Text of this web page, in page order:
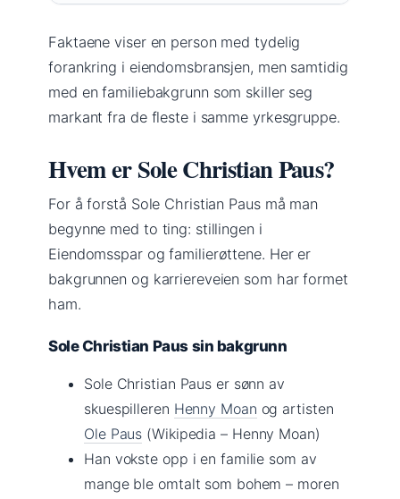
Faktaene viser en person med tydelig
forankring i eiendomsbransjen, men samtidig
med en familiebakgrunn som skiller seg
markant fra de fleste i samme yrkesgruppe.
Hvem er Sole Christian Paus?
For å forstå Sole Christian Paus må man
begynne med to ting: stillingen i
Eiendomsspar og familierøttene. Her er
bakgrunnen og karriereveien som har formet
ham.
Sole Christian Paus sin bakgrunn
Sole Christian Paus er sønn av
skuespilleren Henny Moan og artisten
Ole Paus (Wikipedia – Henny Moan)
Han vokste opp i en familie som av
mange ble omtalt som bohem – moren